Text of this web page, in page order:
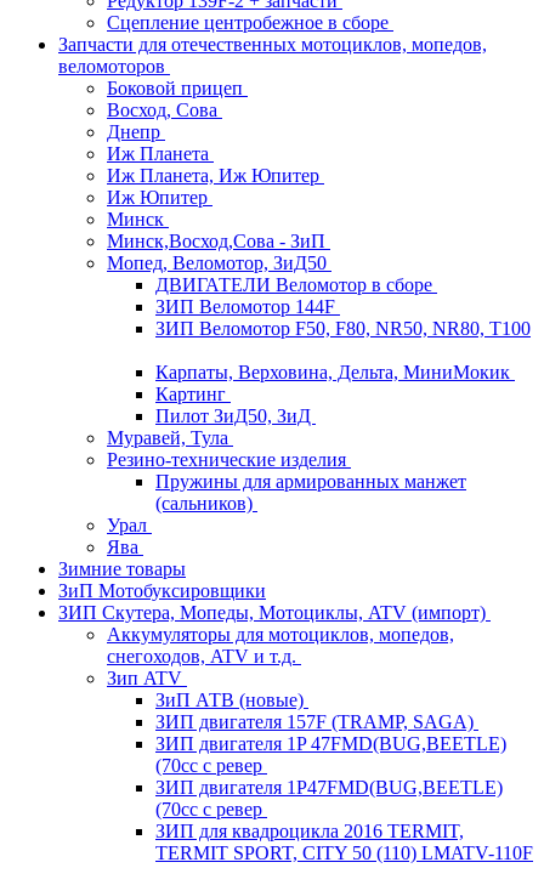
Сцепление центробежное в сборе
Запчасти для отечественных мотоциклов, мопедов,
веломоторов
Боковой прицеп
Восход, Сова
Днепр
Иж Планета
Иж Планета, Иж Юпитер
Иж Юпитер
Минск
Минск,Восход,Сова - ЗиП
Мопед, Веломотор, ЗиД50
ДВИГАТЕЛИ Веломотор в сборе
ЗИП Веломотор 144F
ЗИП Веломотор F50, F80, NR50, NR80, T100
Карпаты, Верховина, Дельта, МиниМокик
Картинг
Пилот ЗиД50, ЗиД
Муравей, Тула
Резино-технические изделия
Пружины для армированных манжет
(сальников)
Урал
Ява
Зимние товары
ЗиП Мотобуксировщики
ЗИП Скутера, Мопеды, Мотоциклы, ATV (импорт)
Аккумуляторы для мотоциклов, мопедов,
снегоходов, ATV и т.д.
Зип ATV
ЗиП АТВ (новые)
ЗИП двигателя 157F (TRAMP, SAGA)
ЗИП двигателя 1P 47FMD(BUG,BEETLE)
(70cc с ревер
ЗИП двигателя 1P47FMD(BUG,BEETLE)
(70cc с ревер
ЗИП для квадроцикла 2016 TERMIT,
TERMIT SPORT, CITY 50 (110) LMATV-110F